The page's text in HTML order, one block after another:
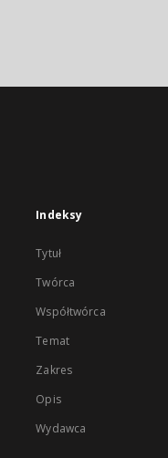
Indeksy
Tytuł
Twórca
Współtwórca
Temat
Zakres
Opis
Wydawca